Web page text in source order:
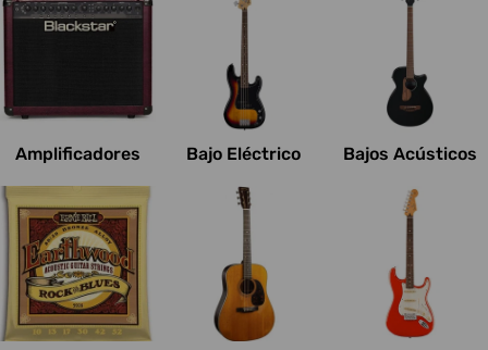
e
s
:
Amplificadores Bajo Eléctrico Bajos Acústicos